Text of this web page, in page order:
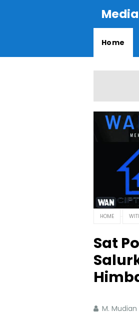
Home
HOME
Sat
M. Mudian